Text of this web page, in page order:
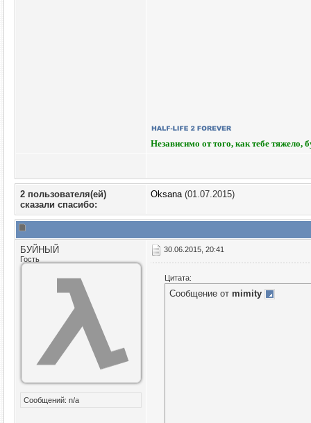
Независимо от того, как тебе тяжело,
2 пользователя(ей)
сказали cпасибо:
Oksana(01.07.2015)
БУЙНЫЙ
Гость
Сообщений: n/a
30.06.2015, 20:41
Цитата:
Сообщение от mimity